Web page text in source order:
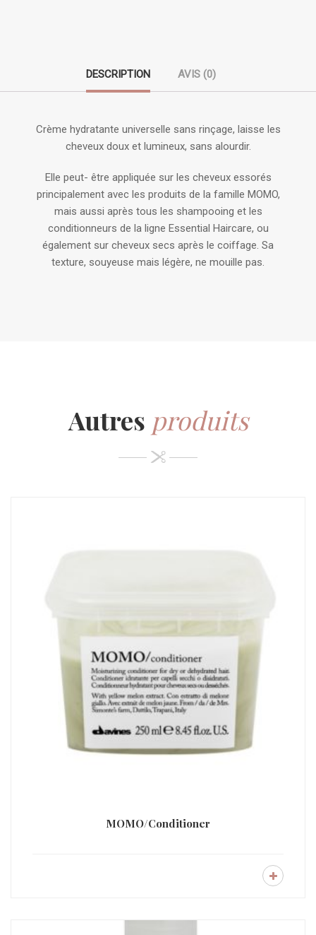
DESCRIPTION AVIS (0)
Crème hydratante universelle sans rinçage, laisse les
cheveux doux et lumineux, sans alourdir.
Elle peut- être appliquée sur les cheveux essorés
principalement avec les produits de la famille MOMO,
mais aussi après tous les shampooing et les
conditionneurs de la ligne Essential Haircare, ou
également sur cheveux secs après le coiffage. Sa
texture, souyeuse mais légère, ne mouille pas.
Autres produits
MOMO/Conditioner